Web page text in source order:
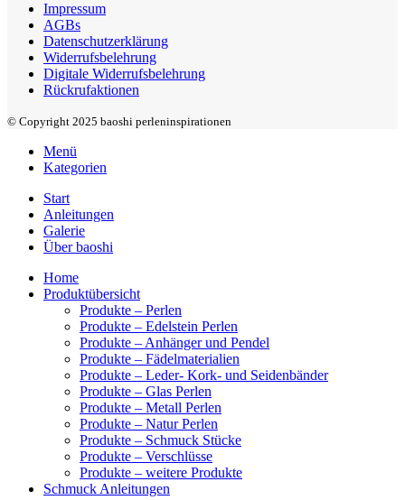
Impressum
AGBs
Datenschutzerklärung
Widerrufsbelehrung
Digitale Widerrufsbelehrung
Rückrufaktionen
© Copyright 2025 baoshi perleninspirationen
Menü
Kategorien
Start
Anleitungen
Galerie
Über baoshi
Home
Produktübersicht
Produkte – Perlen
Produkte – Edelstein Perlen
Produkte – Anhänger und Pendel
Produkte – Fädelmaterialien
Produkte – Leder- Kork- und Seidenbänder
Produkte – Glas Perlen
Produkte – Metall Perlen
Produkte – Natur Perlen
Produkte – Schmuck Stücke
Produkte – Verschlüsse
Produkte – weitere Produkte
Schmuck Anleitungen